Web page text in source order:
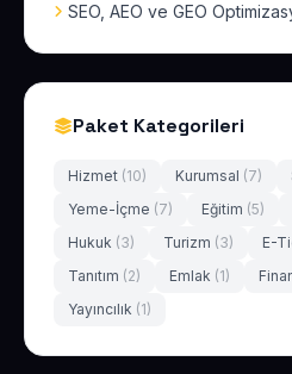
SEO, AEO ve GEO
Paket Kategorileri
Hizmet (10) Kurumsal (7)
Yeme-İçme (7) Eğitim (5)
Hukuk (3) Turizm (3) E-
Tanıtım (2) Emlak (1)
Yayıncılık (1)